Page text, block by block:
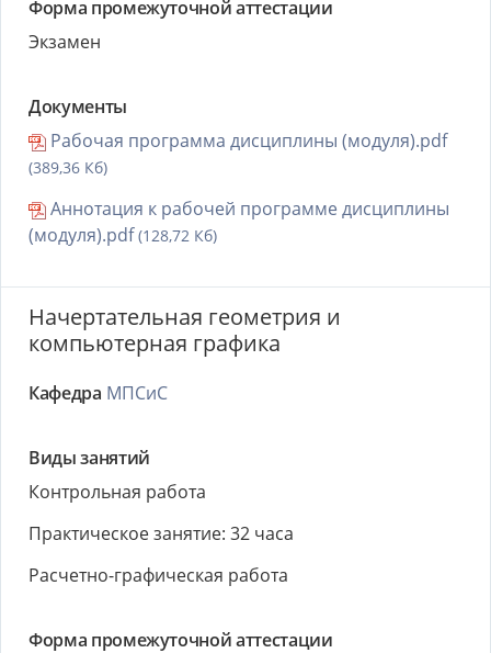
Форма промежуточной аттестации
Экзамен
Документы
Рабочая программа дисциплины (модуля).pdf
(389,36 Кб)
Аннотация к рабочей программе дисциплины
(модуля).pdf(128,72 Кб)
Начертательная геометрия и
компьютерная графика
Кафедра МПСиС
Виды занятий
Контрольная работа
Практическое занятие: 32 часа
Расчетно-графическая работа
Форма промежуточной аттестации